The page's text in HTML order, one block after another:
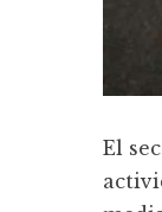
El